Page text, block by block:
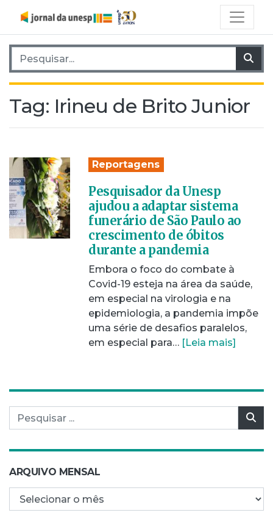
Pesquisar por:
Tag: Irineu de Brito Junior
Reportagens
Pesquisador da Unesp
ajudou a adaptar sistema
funerário de São Paulo ao
crescimento de óbitos
durante a pandemia
Embora o foco do combate à
Covid-19 esteja na área da saúde,
em especial na virologia e na
epidemiologia, a pandemia impõe
uma série de desafios paralelos,
em especial para… [Leia mais]
Pesquisar por:
ARQUIVO MENSAL
Arquivo mensal